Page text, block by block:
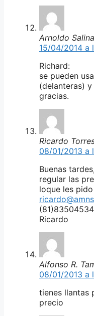
Arnoldo
15/04/2014 a
Richard:
se pueden
(delanteras)
gracias.
Ricardo
08/01/2013 a
Buenas
regular las
loque les
Ricardo
Alfonso R.
08/01/2013 a
tienes llantas
precio